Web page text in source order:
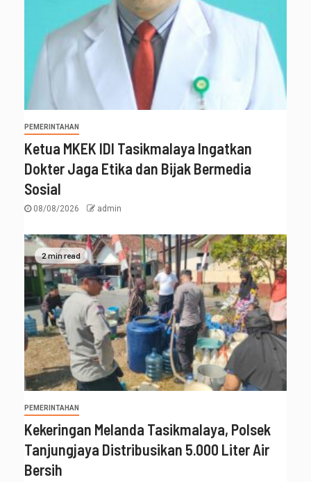
PEMERINTAHAN
Ketua MKEK IDI Tasikmalaya Ingatkan
Dokter Jaga Etika dan Bijak Bermedia
Sosial
08/08/2026 admin
2 min read
PEMERINTAHAN
Kekeringan Melanda Tasikmalaya, Polsek
Tanjungjaya Distribusikan 5.000 Liter Air
Bersih